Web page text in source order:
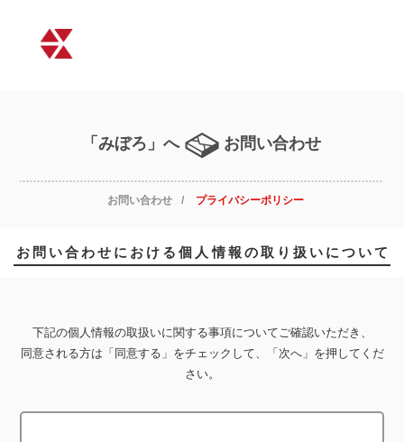
「みぼろ」へ お問い合わせ
お問い合わせ プライバシーポリシー
お問い合わせにおける個人情報の取り扱いについて
下記の個人情報の取扱いに関する事項についてご確認いただき、
同意される方は「同意する」をチェックして、「次へ」を押してくだ
さい。